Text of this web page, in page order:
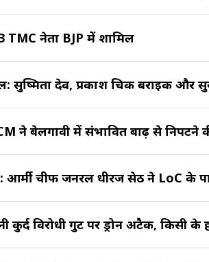
नेता BJP में शामिल
सुष्मिता देव, प्रकाश चिक बराइक और
ने बेलगावी में संभावित बाढ़ से निपटने
आर्मी चीफ जनरल धीरज सेठ ने LoC के
कुर्द विरोधी गुट पर ड्रोन अटैक, किसी